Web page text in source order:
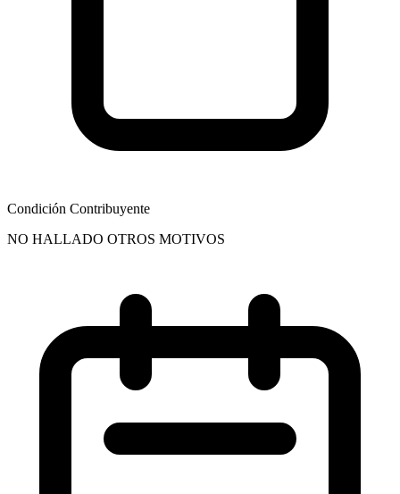
Condición Contribuyente
NO HALLADO OTROS MOTIVOS